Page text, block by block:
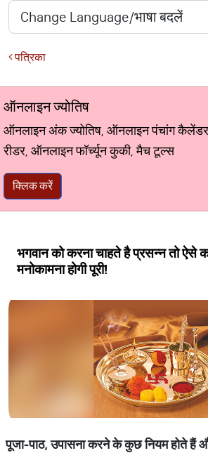
पत्रिका
ऑनलाइन ज्योतिष
ऑनलाइन अंक ज्योतिष, ऑनलाइन पंचांग
रीडर, ऑनलाइन फॉर्च्यून कुकी, मैच टूल्स
क्लिक करें
भगवान को करना चाहते है प्रसन्‍न तो ऐसे
मनोकामना होगी पूरी!
पूजा-पाठ, उपासना करने के कुछ नियम होते हैं